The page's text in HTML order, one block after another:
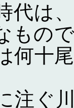
は
もの
何十
ぐ